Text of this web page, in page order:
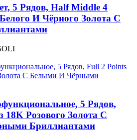
5 Рядов, Half Middle 4
И Чёрного Золота С
5 Рядов,
18K Розового Золота С
Бриллиантами